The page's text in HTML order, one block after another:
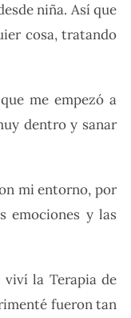
niña. Así que
cosa, tratando
me empezó a
dentro y sanar
mi entorno, por
emociones y las
viví la Terapia de
fueron tan